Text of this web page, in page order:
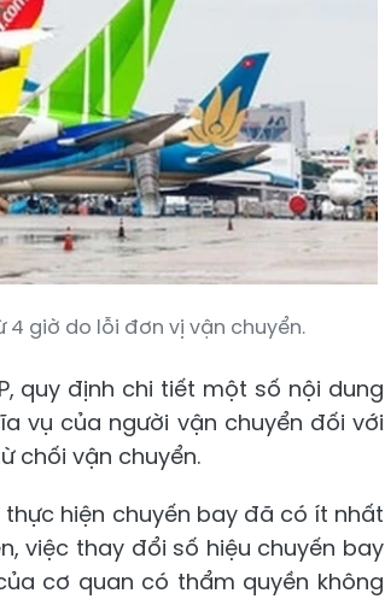
giờ do lỗi đơn vị vận chuyển.
quy định chi tiết một số nội dung
vụ của người vận chuyển đối với
chối vận chuyển.
hiện chuyến bay đã có ít nhất
việc thay đổi số hiệu chuyến bay
cơ quan có thẩm quyền không